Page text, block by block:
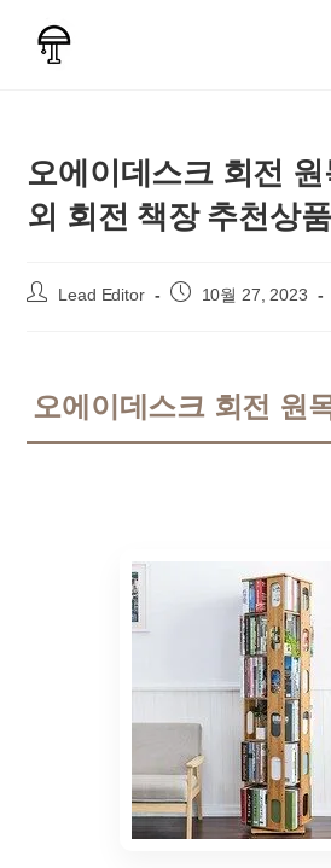
오에이데스크 회전
외 회전 책장 추천상
Post Lead Editor
Post 10월 27, 2023
오에이데스크 회전 원